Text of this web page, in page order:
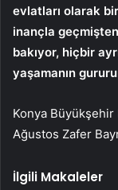
evlatları olarak
inançla
bakıyor, hiçbir
yaşamanın
Konya Büyükşehir
Ağustos Zafer
İlgili Makaleler